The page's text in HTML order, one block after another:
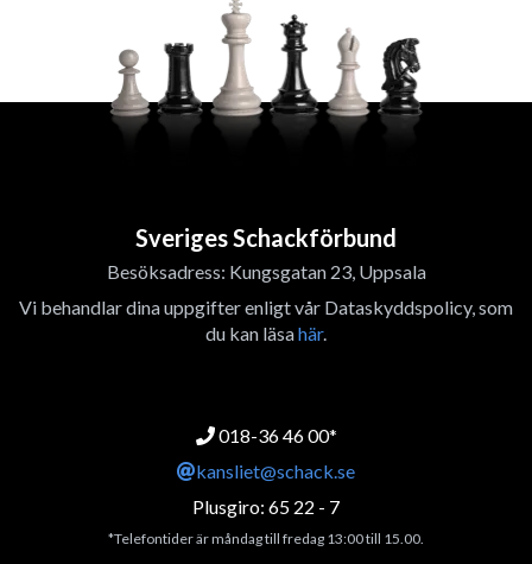
Sveriges Schackförbund
Besöksadress: Kungsgatan 23, Uppsala
Vi behandlar dina uppgifter enligt vår Dataskyddspolicy, som
du kan läsahär.
018-36 46 00*
kansliet@schack.se
Plusgiro: 65 22 - 7
*Telefontider är måndag till fredag 13:00 till 15.00.